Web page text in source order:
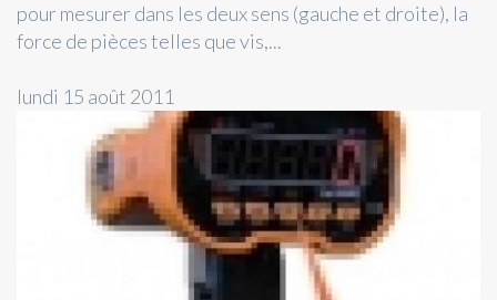
pour mesurer dans les deux sens (gauche et droite), la
force de pièces telles que vis,...
lundi 15 août 2011